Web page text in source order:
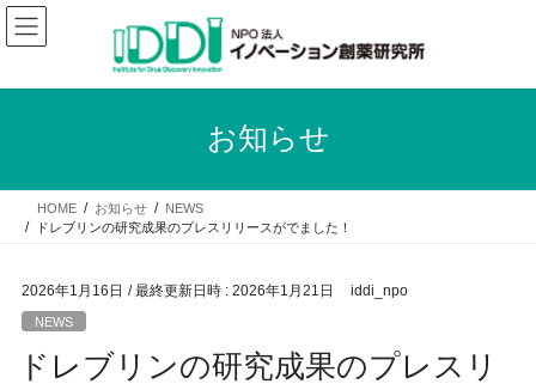
コ
ン
ン
キ
ナ
ビ
ー
に
お知らせ
HOME お知らせ
NEWS
ドレブリンの研究成果のプレスリリースがでました！
2026年1月16日 / 最終更新日時 : 2026年1月21日 iddi_npo
NEWS
ドレブリンの研究成果のプレスリ